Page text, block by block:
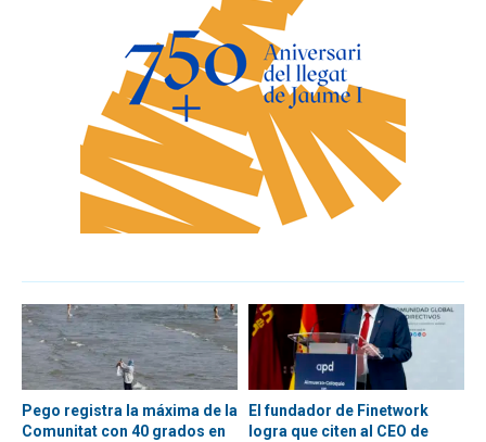
Pego registra la máxima de la
Comunitat con 40 grados en
El fundador de Finetwork
logra que citen al CEO de